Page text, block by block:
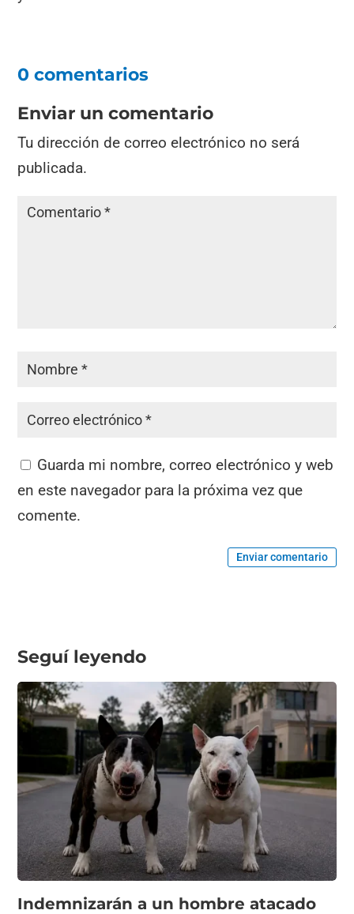
0 comentarios
Enviar un comentario
Tu dirección de correo electrónico no será
publicada.
Guarda mi nombre, correo electrónico y web
en este navegador para la próxima vez que
comente.
Enviar comentario
Seguí leyendo
Indemnizarán a un hombre atacado